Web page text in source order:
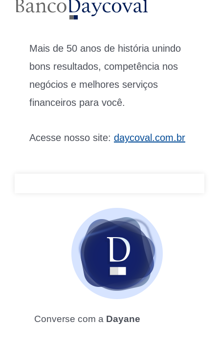
Mais de 50 anos de história unindo
bons resultados, competência nos
negócios e melhores serviços
financeiros para você.
Acesse nosso site: daycoval.com.br
Converse com a Dayane